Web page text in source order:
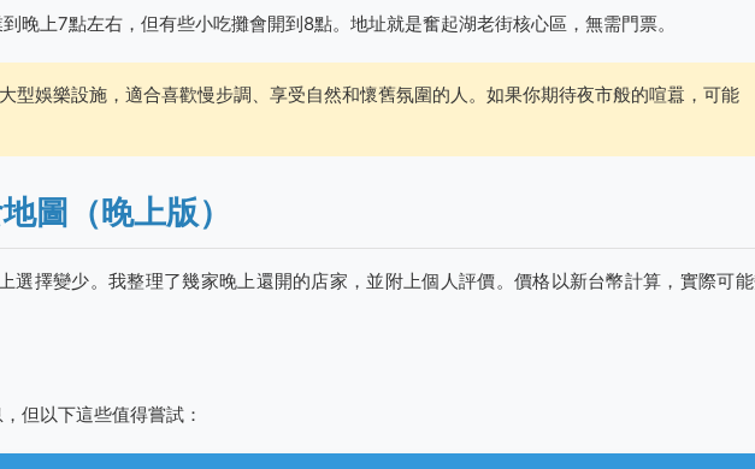
到晚上7點左右，但有些小吃攤會開到8點。地址就是奮起湖老街核心區，無需門票。
型娛樂設施，適合喜歡慢步調、享受自然和懷舊氛圍的人。如果你期待夜市般的喧囂，可能
圖（晚上版）
選擇變少。我整理了幾家晚上還開的店家，並附上個人評價。價格以新台幣計算，實際可
但以下這些值得嘗試：